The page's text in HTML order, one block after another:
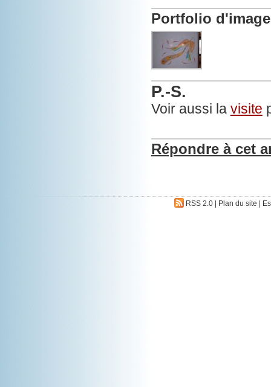
Portfolio
P.-S.
Voir aussi la visite
Répondre à cet
RSS 2.0| Plan du site